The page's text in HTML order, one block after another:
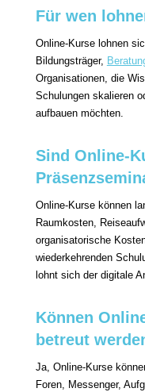
Für wen
Online-Kurse lohnen
Bildungsträger,
Organisationen, die
Schulungen skalieren
aufbauen möchten.
Sind Online-
Online-Kurse können
Raumkosten,
organisatorische
wiederkehrenden
lohnt sich der digitale
Können
betreut
Ja, Online-Kurse
Foren, Messenger,